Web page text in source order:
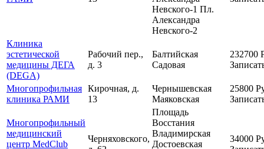
Невского-1 Пл.
Александра
Невского-2
Клиника
эстетической
медицины ДЕГА
(DEGA)
Рабочий пер.,
д. 3
Балтийская
Садовая
232700
Многопрофильная
клиника РАМИ
Кирочная, д.
13
Чернышевская
Маяковская
25800
Многопрофильный
медицинский
центр MedClub
Черняховского,
Площадь
Восстания
Владимирская
Достоевская
34000